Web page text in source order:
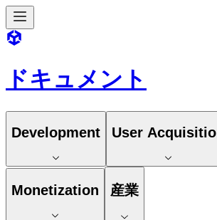
ドキュメント
Development User
Monetization 産業